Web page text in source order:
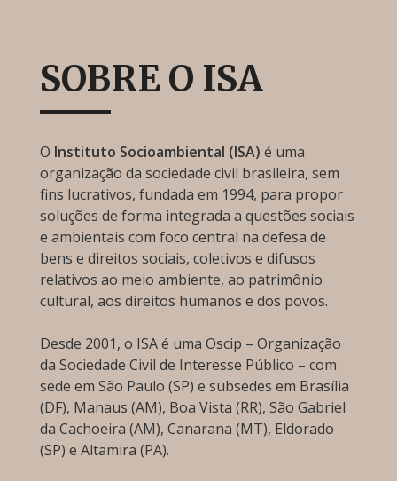
SOBRE O ISA
O Instituto Socioambiental (ISA) é uma
organização da sociedade civil brasileira, sem
fins lucrativos, fundada em 1994, para propor
soluções de forma integrada a questões sociais
e ambientais com foco central na defesa de
bens e direitos sociais, coletivos e difusos
relativos ao meio ambiente, ao patrimônio
cultural, aos direitos humanos e dos povos.
Desde 2001, o ISA é uma Oscip – Organização
da Sociedade Civil de Interesse Público – com
sede em São Paulo (SP) e subsedes em Brasília
(DF), Manaus (AM), Boa Vista (RR), São Gabriel
da Cachoeira (AM), Canarana (MT), Eldorado
(SP) e Altamira (PA).